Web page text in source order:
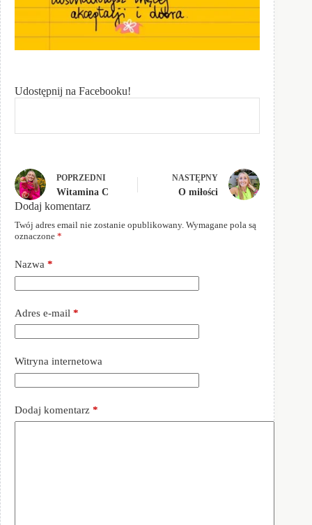
Udostępnij na Facebooku!
POPRZEDNI
Witamina C
NASTĘPNY
O miłości
Dodaj komentarz
Twój adres email nie zostanie opublikowany. Wymagane pola są
oznaczone *
Nazwa *
Adres e-mail *
Witryna internetowa
Dodaj komentarz *